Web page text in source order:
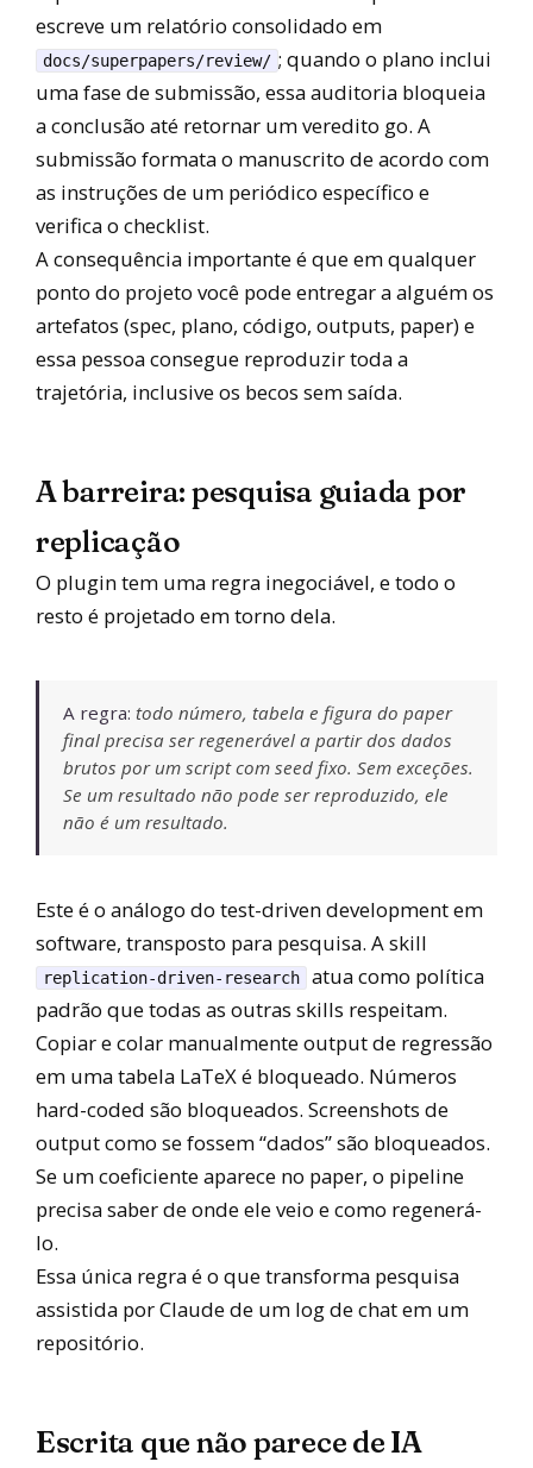
escreve um relatório consolidado em
docs/superpapers/review/ ; quando o plano inclui
uma fase de submissão, essa auditoria bloqueia
a conclusão até retornar um veredito go. A
submissão formata o manuscrito de acordo com
as instruções de um periódico específico e
verifica o checklist.
A consequência importante é que em qualquer
ponto do projeto você pode entregar a alguém os
artefatos (spec, plano, código, outputs, paper) e
essa pessoa consegue reproduzir toda a
trajetória, inclusive os becos sem saída.
A barreira: pesquisa guiada por
replicação
O plugin tem uma regra inegociável, e todo o
resto é projetado em torno dela.
A regra: todo número, tabela e figura do paper
final precisa ser regenerável a partir dos dados
brutos por um script com seed fixo. Sem exceções.
Se um resultado não pode ser reproduzido, ele
não é um resultado.
Este é o análogo do test-driven development em
software, transposto para pesquisa. A skill
replication-driven-research
atua como política
padrão que todas as outras skills respeitam.
Copiar e colar manualmente output de regressão
em uma tabela LaTeX é bloqueado. Números
hard-coded são bloqueados. Screenshots de
output como se fossem “dados” são bloqueados.
Se um coeficiente aparece no paper, o pipeline
precisa saber de onde ele veio e como regenerá-
lo.
Essa única regra é o que transforma pesquisa
assistida por Claude de um log de chat em um
repositório.
Escrita que não parece de IA